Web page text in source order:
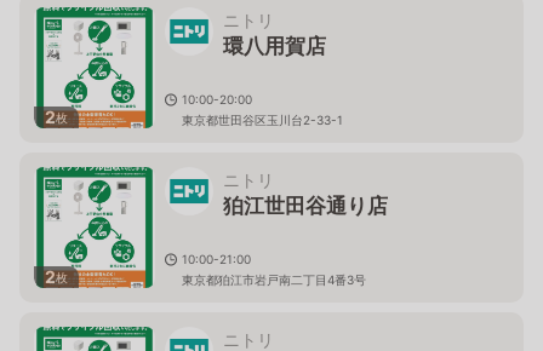
2枚
ニトリ
環八用賀店
10:00-20:00
東京都世田谷区玉川台2-33-1
2枚
ニトリ
狛江世田谷通り店
10:00-21:00
東京都狛江市岩戸南二丁目4番3号
ニトリ